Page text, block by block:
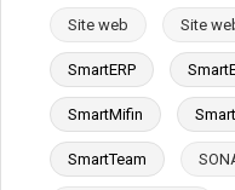
Site web Site
SmartERP
SmartMifin
SmartTeam